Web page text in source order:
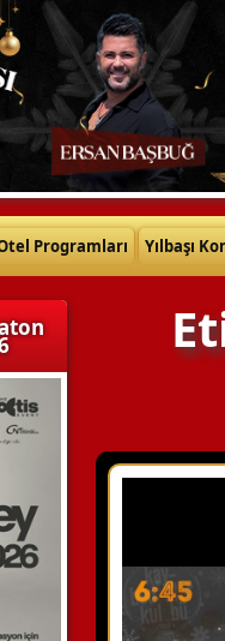
Programları Yılbaşı